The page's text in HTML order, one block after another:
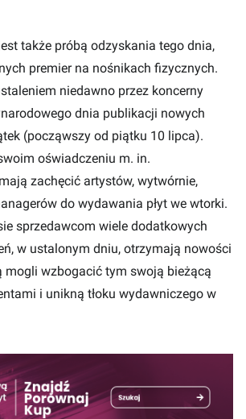
także próbą odzyskania tego dnia,
premier na nośnikach fizycznych.
niedawno przez koncerny
dnia publikacji nowych
(począwszy od piątku 10 lipca).
oświadczeniu m. in.
zachęcić artystów, wytwórnie,
do wydawania płyt we wtorki.
sprzedawcom wiele dodatkowych
w ustalonym dniu, otrzymają nowości
mogli wzbogacić tym swoją bieżącą
i unikną tłoku wydawniczego w